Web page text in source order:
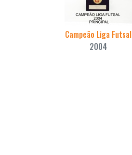
Campeão Liga Futsal
2004